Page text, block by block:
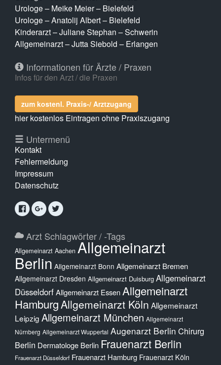
Urologe – Meike Meier – Bielefeld
Urologe – Anatolij Albert – Bielefeld
Kinderarzt – Juliane Stephan – Schwerin
Allgemeinarzt – Jutta Siebold – Erlangen
Informationen für Ärzte / Praxen
Infos für den Arzt / die Praxen
zum kostenl. Praxis-/ Arztzugang
hier kostenlos Eintragen ohne Praxiszugang
Untermenü
Kontakt
Fehlermeldung
Impressum
Datenschutz
Arzt Schlagwörter / -Tags
Allgemeinarzt Aachen Allgemeinarzt
Berlin Allgemeinarzt Bonn Allgemeinarzt Bremen
Allgemeinarzt Dresden Allgemeinarzt Duisburg Allgemeinarzt
DüsseldorfAllgemeinarzt Essen Allgemeinarzt
HamburgAllgemeinarzt Köln Allgemeinarzt
Leipzig Allgemeinarzt München Allgemeinarzt
Nürnberg Allgemeinarzt Wuppertal Augenarzt Berlin Chirurg
Berlin Dermatologe Berlin Frauenarzt Berlin
Frauenarzt Düsseldorf Frauenarzt Hamburg Frauenarzt Köln